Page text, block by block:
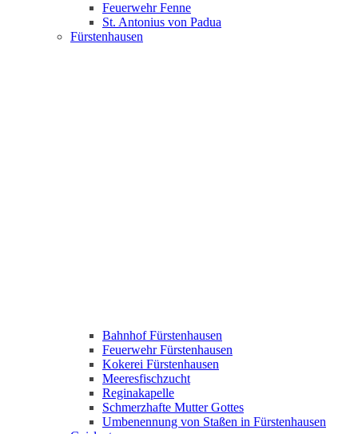
Feuerwehr Fenne
St. Antonius von Padua
Fürstenhausen
Bahnhof Fürstenhausen
Feuerwehr Fürstenhausen
Kokerei Fürstenhausen
Meeresfischzucht
Reginakapelle
Schmerzhafte Mutter Gottes
Umbenennung von Staßen in Fürstenhausen